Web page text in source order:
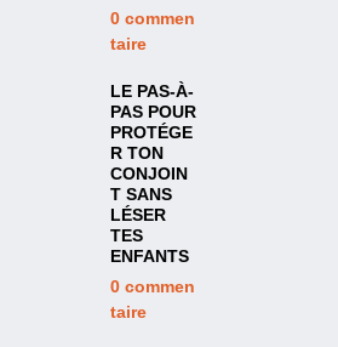
0 commen
taire
LE PAS-À-
PAS POUR
PROTÉGE
R TON
CONJOIN
T SANS
LÉSER
TES
ENFANTS
0 commen
taire